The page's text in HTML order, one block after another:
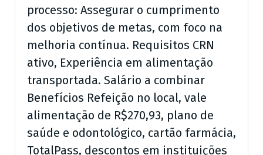
processo: Assegurar o cumprimento
dos objetivos de metas, com foco na
melhoria contínua. Requisitos CRN
ativo, Experiência em alimentação
transportada. Salário a combinar
Benefícios Refeição no local, vale
alimentação de R$270,93, plano de
saúde e odontológico, cartão farmácia,
TotalPass, descontos em instituições